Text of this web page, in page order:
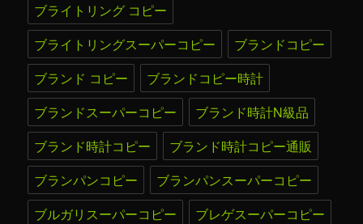
ブライトリング コピー
ブライトリングスーパーコピー
ブランドコピー
ブランド コピー
ブランドコピー時計
ブランドスーパーコピー
ブランド時計N級品
ブランド時計コピー
ブランド時計コピー通販
ブランパンコピー
ブランパンスーパーコピー
ブルガリスーパーコピー
ブレゲスーパーコピー